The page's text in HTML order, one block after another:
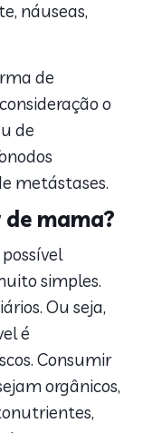
náuseas,
de
o
de
metástases.
mama?
simples.
Ou seja,
é
Consumir
orgânicos,